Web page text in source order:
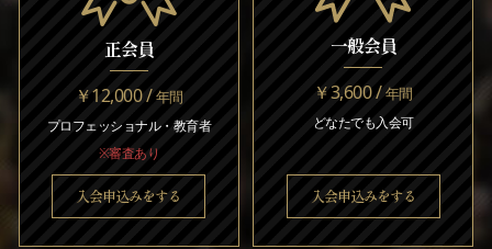
正会員
￥12,000 /年間
プロフェッショナル・教育者
※審査あり
入会申込みをする
一般会員
￥3,600 /年間
どなたでも入会可
入会申込みをする